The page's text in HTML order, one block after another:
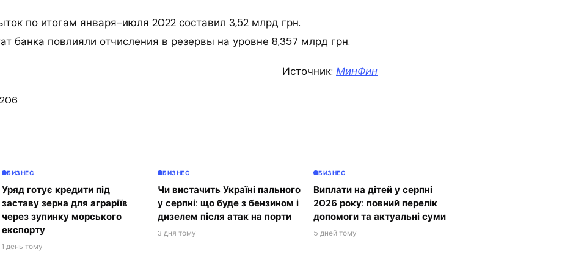
по итогам января-июля 2022 составил 3,52 млрд грн.
банка повлияли отчисления в резервы на уровне 8,357 млрд грн.
Источник: МинФин
БИЗНЕС
Уряд готує кредити під
заставу зерна для аграріїв
через зупинку морського
експорту
1 день тому
БИЗНЕС
Чи вистачить Україні пального
у серпні: що буде з бензином і
дизелем після атак на порти
3 дня тому
БИЗНЕС
Виплати на дітей у серпні
2026 року: повний перелік
допомоги та актуальні суми
5 дней тому